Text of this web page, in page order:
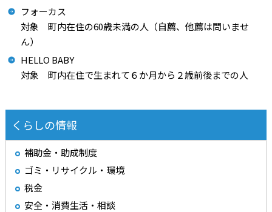
くらしの情報
補助金・助成制度
ゴミ・リサイクル・環境
税金
安全・消費生活・相談
フォーカス
対象 町内在住の60歳未満の人（自薦、他薦は問いませ
ん）
HELLO BABY
対象 町内在住で生まれて６か月から２歳前後までの人